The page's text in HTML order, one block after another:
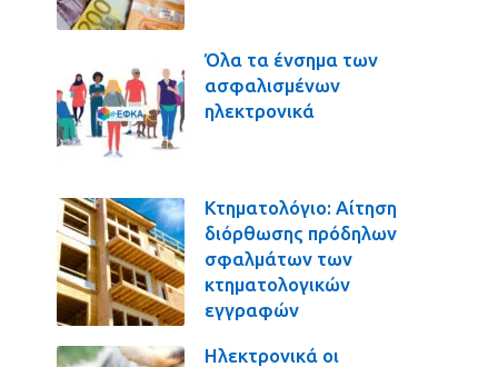
Όλα τα ένσημα των
ασφαλισμένων
ηλεκτρονικά
Κτηματολόγιο: Αίτηση
διόρθωσης πρόδηλων
σφαλμάτων των
κτηματολογικών
εγγραφών
Ηλεκτρονικά οι